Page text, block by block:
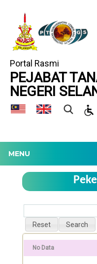
Portal Rasmi
PEJABAT
NEGERI
MENU
No Data